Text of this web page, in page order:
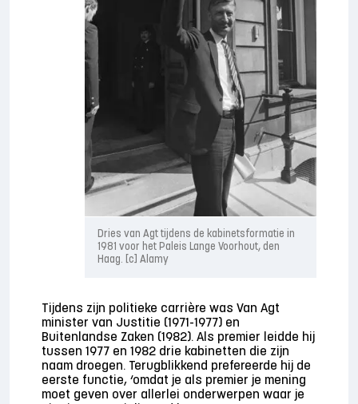
Dries van Agt tijdens de kabinetsformatie in
1981 voor het Paleis Lange Voorhout, den
Haag. [c] Alamy
Tijdens zijn politieke carrière was Van Agt
minister van Justitie (1971-1977) en
Buitenlandse Zaken (1982). Als premier leidde hij
tussen 1977 en 1982 drie kabinetten die zijn
naam droegen. Terugblikkend prefereerde hij de
eerste functie, ‘omdat je als premier je mening
moet geven over allerlei onderwerpen waar je